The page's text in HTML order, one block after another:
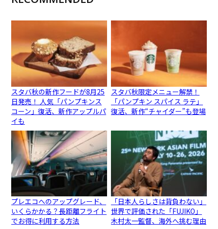
スタバ秋の新作フードが8月25
日発売！ 人気「パンプキンス
コーン」復活、新作アップルパ
イも
スタバ秋限定メニュー解禁！
「パンプキン スパイス ラテ」
復活、新作“チャイダー”も登場
プレエコへのアップグレード、
いくらかかる？長距離フライト
でお得に利用する方法
「日本人らしさは背負わない」
世界で評価された「FUJIKO」
木村太一監督、海外へ挑む理由